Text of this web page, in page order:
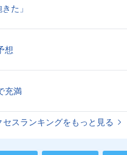
た」
想
充満
セスランキングをもっと見る